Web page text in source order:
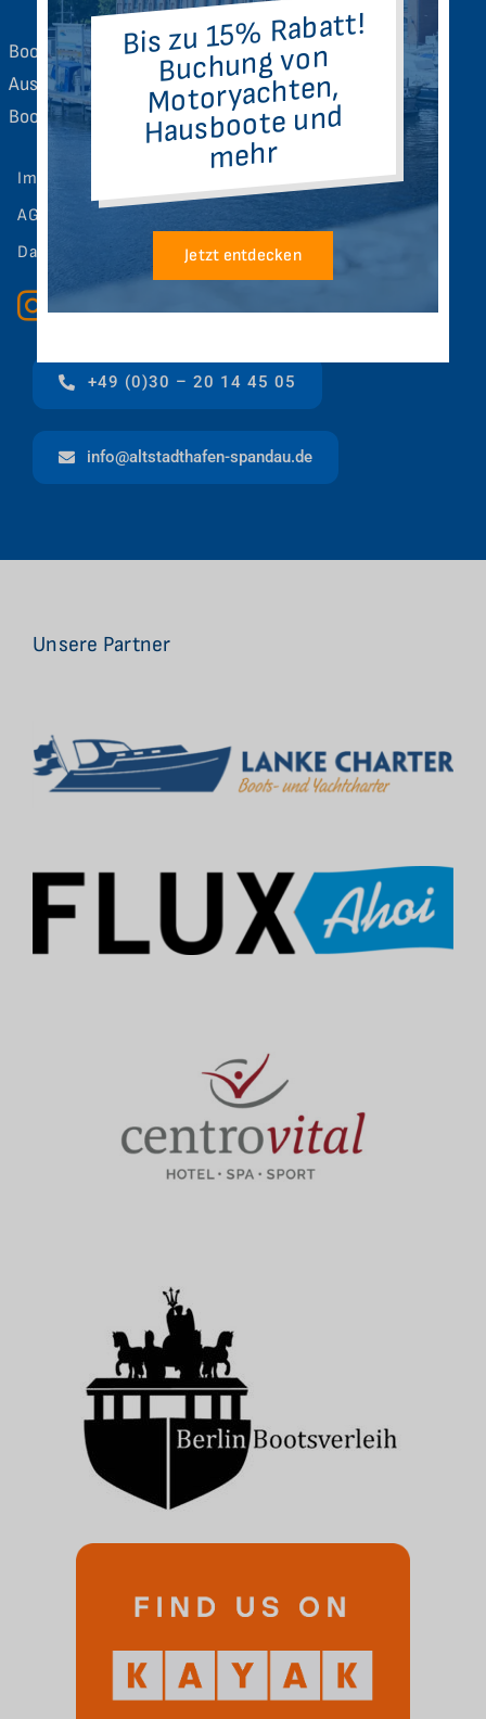
Bootsverleih im Zentrum von Berlin-Spandau. Große
Auswahl an Motorbooten, Chartern mit und ohne
Bootsführerschein
Impressum
AGB
Datenschutz
+49 (0)30 – 20 14 45 05
info@altstadthafen-spandau.de
Unsere Partner
Bis zu 15% Rabatt!
Buchung von
Motoryachten,
Hausboote und
mehr
Jetzt entdecken